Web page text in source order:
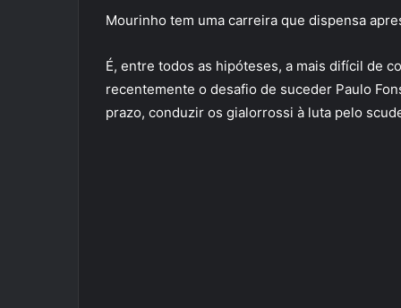
Mourinho tem uma carreira que dispensa
É, entre todos as hipóteses, a mais difícil de
recentemente o desafio de suceder Paulo
prazo, conduzir os gialorrossi à luta pelo